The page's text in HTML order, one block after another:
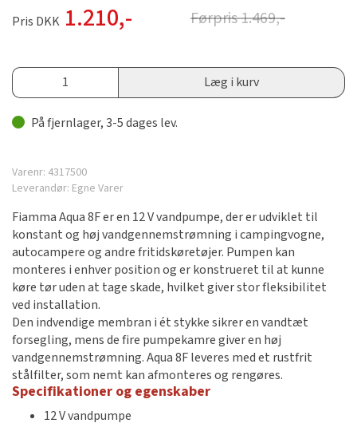
Pris DKK 1.210,- Førpris1.469,-
Læg i kurv
På fjernlager, 3-5 dages lev.
Varenr: 4317500
Leverandør: Egne Varer
Fiamma Aqua 8F er en 12 V vandpumpe, der er udviklet til
konstant og høj vandgennemstrømning i campingvogne,
autocampere og andre fritidskøretøjer. Pumpen kan
monteres i enhver position og er konstrueret til at kunne
køre tør uden at tage skade, hvilket giver stor fleksibilitet
ved installation.
Den indvendige membran i ét stykke sikrer en vandtæt
forsegling, mens de fire pumpekamre giver en høj
vandgennemstrømning. Aqua 8F leveres med et rustfrit
stålfilter, som nemt kan afmonteres og rengøres.
Specifikationer og egenskaber
12 V vandpumpe